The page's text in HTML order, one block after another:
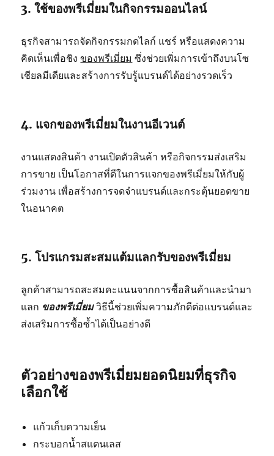
3. ใช้ของพรีเมี่ยมในกิจกรรมออนไลน์
ธุรกิจสามารถจัดกิจกรรมกดไลก์ แชร์ หรือแสดงความ
คิดเห็นเพื่อชิงของพรีเมี่ยม ซึ่งช่วยเพิ่มการเข้าถึงบนโซ
เชียลมีเดียและสร้างการรับรู้แบรนด์ได้อย่างรวดเร็ว
4. แจกของพรีเมี่ยมในงานอีเวนต์
งานแสดงสินค้า งานเปิดตัวสินค้า หรือกิจกรรมส่งเสริม
การขาย เป็นโอกาสที่ดีในการแจกของพรีเมี่ยมให้กับผู้
ร่วมงาน เพื่อสร้างการจดจำแบรนด์และกระตุ้นยอดขาย
ในอนาคต
5. โปรแกรมสะสมแต้มแลกรับของพรีเมี่ยม
ลูกค้าสามารถสะสมคะแนนจากการซื้อสินค้าและนำมา
แลก ของพรีเมี่ยมวิธีนี้ช่วยเพิ่มความภักดีต่อแบรนด์และ
ส่งเสริมการซื้อซ้ำได้เป็นอย่างดี
ตัวอย่างของพรีเมี่ยมยอดนิยมที่ธุรกิจ
เลือกใช้
แก้วเก็บความเย็น
กระบอกน้ำสแตนเลส